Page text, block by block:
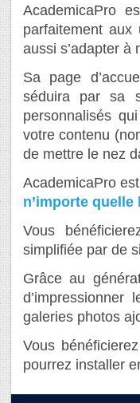
AcademicaPro
parfaitement
aussi s’adapter à
Sa page
séduira par sa
personnalisés
votre contenu
de mettre le nez
AcademicaPro
n’importe quelle
Vous
simplifiée par de
Grâce au
galeries photos
Vous
pourrez installer